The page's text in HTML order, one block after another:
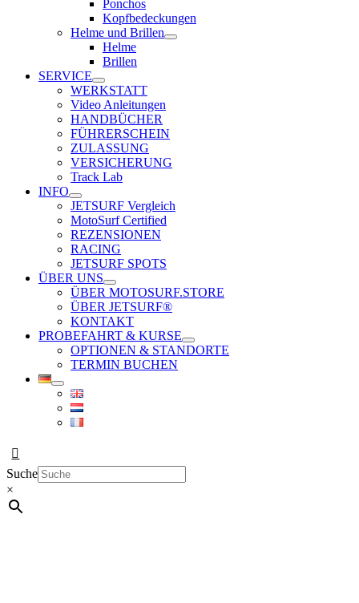
Ponchos
Kopfbedeckungen
Helme und Brillen
Helme
Brillen
SERVICE
WERKSTATT
Video Anleitungen
HANDBÜCHER
FÜHRERSCHEIN
ZULASSUNG
VERSICHERUNG
Track Lab
INFO
JETSURF Vergleich
MotoSurf Certified
REZENSIONEN
RACING
JETSURF SPOTS
ÜBER UNS
ÜBER MOTOSURF.STORE
ÜBER JETSURF®
KONTAKT
PROBEFAHRT & KURSE
OPTIONEN & STANDORTE
TERMIN BUCHEN
Suche
×